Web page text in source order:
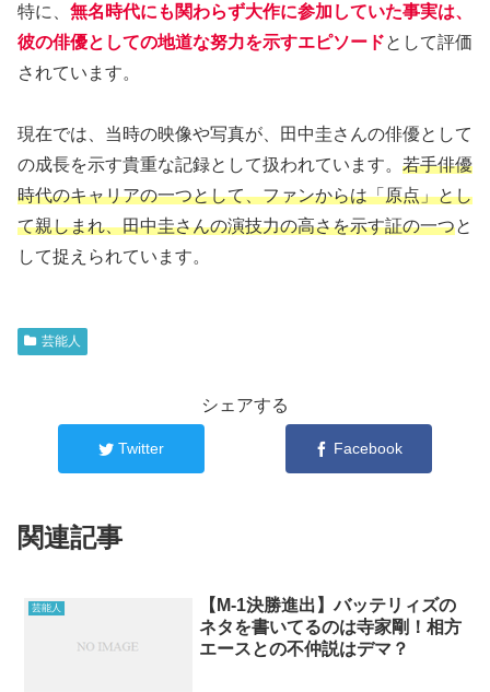
特に、 無名時代にも関わらず大作に参加していた事実は、
彼の俳優としての地道な努力を示すエピソードとして評価
されています。
現在では、当時の映像や写真が、田中圭さんの俳優として
の成長を示す貴重な記録として扱われています。 若手俳優
時代のキャリアの一つとして、ファンからは「原点」とし
て親しまれ、田中圭さんの演技力の高さを示す証の一つと
して捉えられています。
芸能人
シェアする
Twitter Facebook
関連記事
芸能人
【M-1決勝進出】バッテリィズの
ネタを書いてるのは寺家剛！相方
エースとの不仲説はデマ？